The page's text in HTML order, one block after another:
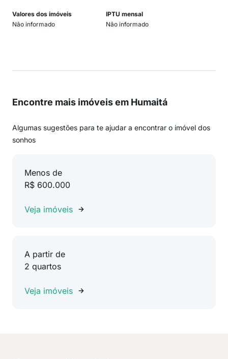
Valores dos imóveis
Não informado
IPTU mensal
Não informado
Encontre mais imóveis em Humaitá
Algumas sugestões para te ajudar a encontrar o imóvel dos
sonhos
Menos de
R$ 600.000
Veja imóveis
A partir de
2 quartos
Veja imóveis